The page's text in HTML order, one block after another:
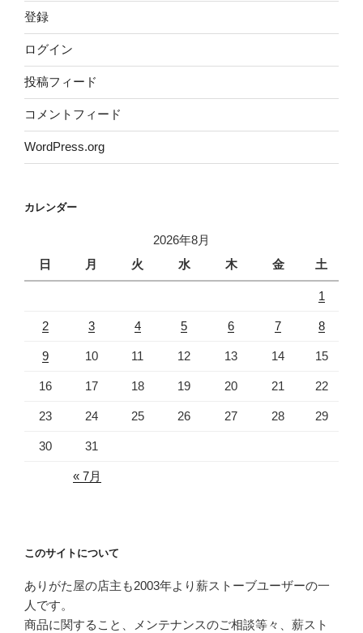
登録
ログイン
投稿フィード
コメントフィード
WordPress.org
カレンダー
2026年8月
日
月 火 水 木 金 土
1
2 3 4 5 6 7 8
9 10 11 12 13 14 15
16 17 18 19 20 21 22
23 24 25 26 27 28 29
30 31
« 7月
このサイトについて
ありがた屋の店主も2003年より薪ストーブユーザーの一
人です。
商品に関すること、メンテナンスのご相談等々、薪スト